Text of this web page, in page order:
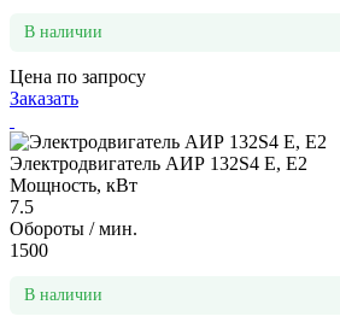
В наличии
Цена по запросу
Заказать
Электродвигатель АИР 132S4 Е, Е2
Мощность, кВт
7.5
Обороты / мин.
1500
В наличии